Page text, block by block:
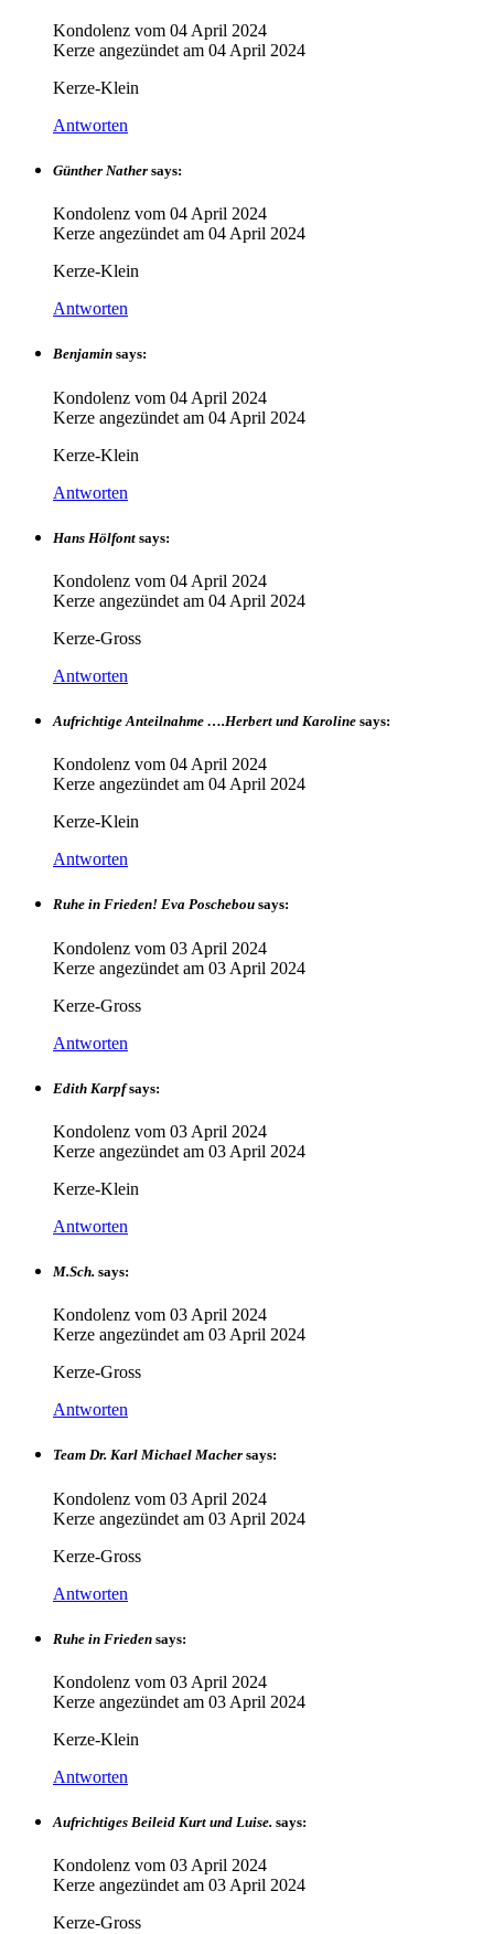
Kondolenz vom 04 April 2024
Kerze angezündet am 04 April 2024
Kerze-Klein
Antworten
Günther Nather says:
Kondolenz vom 04 April 2024
Kerze angezündet am 04 April 2024
Kerze-Klein
Antworten
Benjamin says:
Kondolenz vom 04 April 2024
Kerze angezündet am 04 April 2024
Kerze-Klein
Antworten
Hans Hölfont says:
Kondolenz vom 04 April 2024
Kerze angezündet am 04 April 2024
Kerze-Gross
Antworten
Aufrichtige Anteilnahme ….Herbert und Karoline says:
Kondolenz vom 04 April 2024
Kerze angezündet am 04 April 2024
Kerze-Klein
Antworten
Ruhe in Frieden! Eva Poschebou says:
Kondolenz vom 03 April 2024
Kerze angezündet am 03 April 2024
Kerze-Gross
Antworten
Edith Karpf says:
Kondolenz vom 03 April 2024
Kerze angezündet am 03 April 2024
Kerze-Klein
Antworten
M.Sch. says:
Kondolenz vom 03 April 2024
Kerze angezündet am 03 April 2024
Kerze-Gross
Antworten
Team Dr. Karl Michael Macher says:
Kondolenz vom 03 April 2024
Kerze angezündet am 03 April 2024
Kerze-Gross
Antworten
Ruhe in Frieden says:
Kondolenz vom 03 April 2024
Kerze angezündet am 03 April 2024
Kerze-Klein
Antworten
Aufrichtiges Beileid Kurt und Luise. says:
Kondolenz vom 03 April 2024
Kerze angezündet am 03 April 2024
Kerze-Gross